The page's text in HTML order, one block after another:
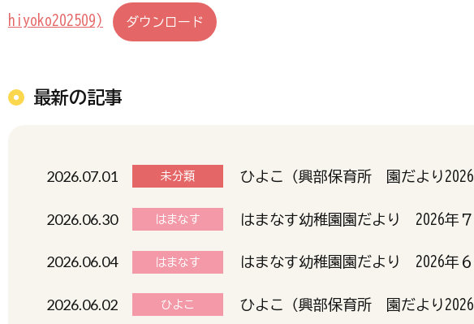
hiyoko202509) ダウンロード
最新の記事
2026.07.01 未分類 ひよこ（興部保育所 園だより
2026.06.30 はまなす はまなす幼稚園園だより 2026年
2026.06.04 はまなす はまなす幼稚園園だより 2026年
2026.06.02 ひよこ ひよこ（興部保育所 園だより